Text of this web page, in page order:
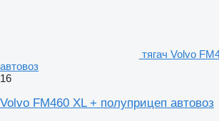
тягач Volvo
автовоз
16
Volvo FM460 XL + полуприцеп автовоз